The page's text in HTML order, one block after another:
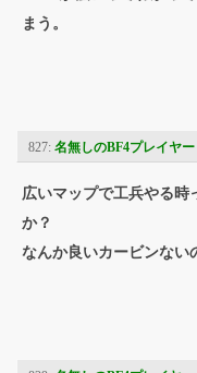
まう。
827: 名無しのBF4プレイヤー
広いマップで工兵やる時
か？
なんか良いカービンない